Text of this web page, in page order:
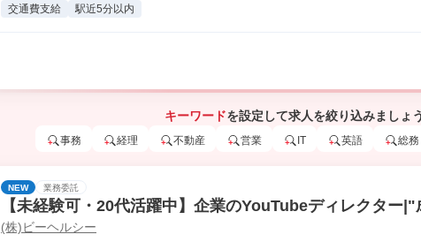
交通費支給 駅近5分以内
キーワードを設定して求人を絞り込みましょう
事務 経理 不動産 営業 IT 英語 総務
NEW 業務委託
【未経験可・20代活躍中】企業のYouTubeディレクター
ケターへ
(株)ビーヘルシー